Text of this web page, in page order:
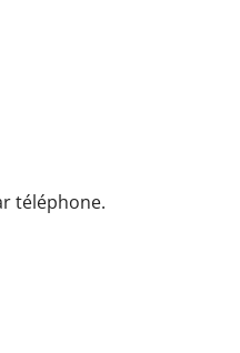
téléphone.